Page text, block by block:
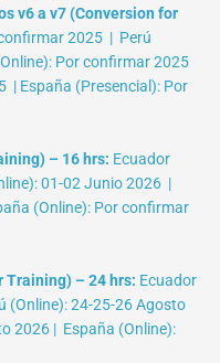
v6 a v7 (Conversion for
2025 | Perú
Por confirmar 2025
| España (Presencial): Por
– 16 hrs: Ecuador
01-02 Junio 2026 |
(Online): Por confirmar
Training) – 24 hrs: Ecuador
(Online): 24-25-26 Agosto
2026 | España (Online):